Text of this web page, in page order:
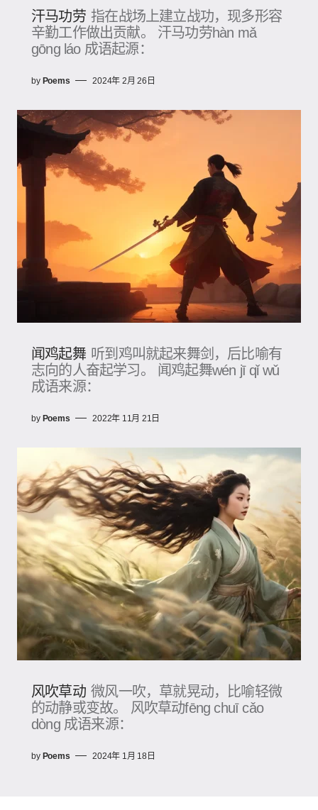
汗马功劳 指在战场上建立战功，现多形容
辛勤工作做出贡献。 汗马功劳hàn mǎ
gōng láo 成语起源：
by Poems 2024年 2月 26日
闻鸡起舞 听到鸡叫就起来舞剑，后比喻有
志向的人奋起学习。 闻鸡起舞wén jī qǐ wǔ
成语来源：
by Poems 2022年 11月 21日
风吹草动 微风一吹，草就晃动，比喻轻微
的动静或变故。 风吹草动fēng chuī cǎo
dòng 成语来源：
by Poems 2024年 1月 18日